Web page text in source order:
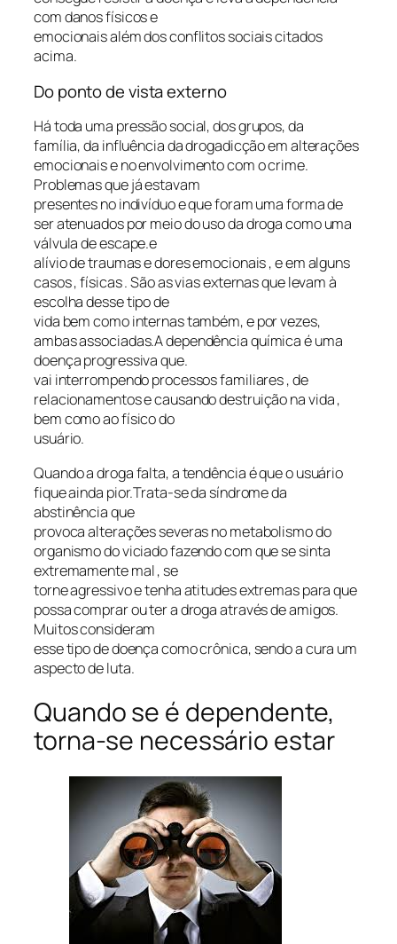
com danos físicos e
emocionais além dos conflitos sociais citados
acima.
Do ponto de vista externo
Há toda uma pressão social, dos grupos, da
família, da influência da drogadicção em alterações
emocionais e no envolvimento com o crime.
Problemas que já estavam
presentes no indivíduo e que foram uma forma de
ser atenuados por meio do uso da droga como uma
válvula de escape.e
alívio de traumas e dores emocionais , e em alguns
casos , físicas . São as vias externas que levam à
escolha desse tipo de
vida bem como internas também, e por vezes,
ambas associadas.A dependência química é uma
doença progressiva que.
vai interrompendo processos familiares , de
relacionamentos e causando destruição na vida ,
bem como ao físico do
usuário.
Quando a droga falta, a tendência é que o usuário
fique ainda pior.Trata-se da síndrome da
abstinência que
provoca alterações severas no metabolismo do
organismo do viciado fazendo com que se sinta
extremamente mal , se
torne agressivo e tenha atitudes extremas para que
possa comprar ou ter a droga através de amigos.
Muitos consideram
esse tipo de doença como crônica, sendo a cura um
aspecto de luta.
Quando se é dependente,
torna-se necessário estar